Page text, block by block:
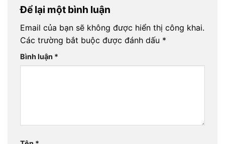
Để lại một bình luận
Email của bạn sẽ không được hiển thị công khai.
Các trường bắt buộc được đánh dấu *
Bình luận *